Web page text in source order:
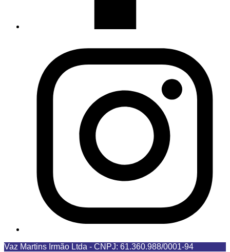
Vaz Martins Irmão Ltda - CNPJ: 61.360.988/0001-94